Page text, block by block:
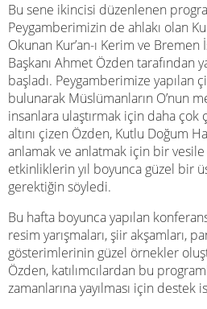
Bu sene ikincisi düzenlenen
Peygamberimizin de ahlakı olan
Okunan Kur’an-ı Kerim ve
Başkanı Ahmet Özden tarafından
başladı. Peygamberimize yapılan
bulunarak Müslümanların O’nun
insanlara ulaştırmak için daha çok
altını çizen Özden, Kutlu Doğum
anlamak ve anlatmak için bir
etkinliklerin yıl boyunca güzel bir
gerektiğin söyledi.
Bu hafta boyunca yapılan
resim yarışmaları, şiir akşamları,
gösterimlerinin güzel örnekler
Özden, katılımcılardan bu
zamanlarına yayılması için destek